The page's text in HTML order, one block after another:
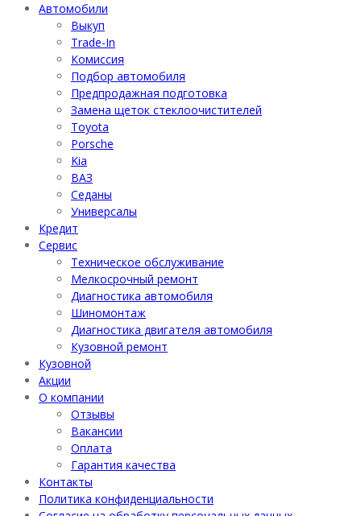
Автомобили
Выкуп
Trade-In
Комиссия
Подбор автомобиля
Предпродажная подготовка
Замена щеток стеклоочистителей
Toyota
Porsche
Kia
ВАЗ
Седаны
Универсалы
Кредит
Сервис
Техническое обслуживание
Мелкосрочный ремонт
Диагностика автомобиля
Шиномонтаж
Диагностика двигателя автомобиля
Кузовной ремонт
Кузовной
Акции
О компании
Отзывы
Вакансии
Оплата
Гарантия качества
Контакты
Политика конфиденциальности